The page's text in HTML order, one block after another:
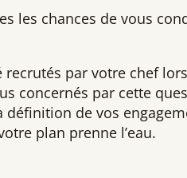
les chances de vous
par votre chef
concernés par cette
définition de vos
plan prenne l’eau.